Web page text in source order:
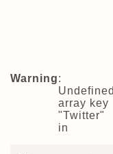
Warning:
Undefined
array key
"Twitter"
in